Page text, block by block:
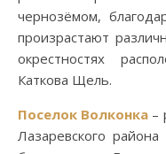
чернозёмом,
произрастают
окрестностях
Каткова Щель.
Поселок Волконка –
Лазаревского